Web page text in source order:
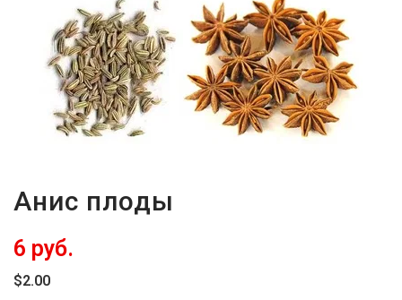
ОДНОЛЕТНИЕ
ПАРОЛЬ?
Анис плоды
6 руб.
$2.00